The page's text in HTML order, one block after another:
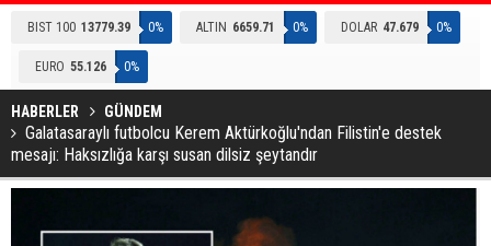
BIST 100 13779.39 0% ALTIN 6659.71 0% DOLAR 47.679 0%
EURO 55.126 0%
HABERLER GÜNDEM
Galatasaraylı futbolcu Kerem Aktürkoğlu'ndan Filistin'e destek
mesajı: Haksızlığa karşı susan dilsiz şeytandır